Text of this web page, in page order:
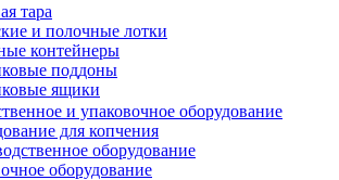
тара
и полочные лотки
контейнеры
поддоны
ящики
и упаковочное оборудование
для копчения
оборудование
оборудование